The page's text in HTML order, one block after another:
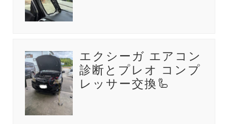
エクシーガ エアコン
診断とプレオ コンプ
レッサー交換🦾